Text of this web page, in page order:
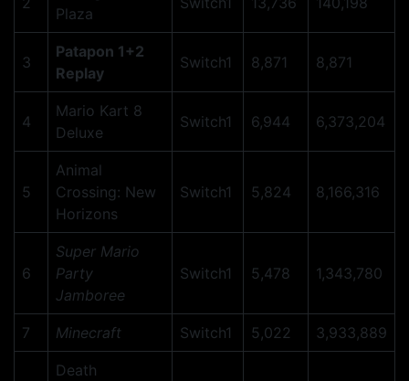
Plaza
3
Patapon 1+2
Replay
Switch1 8,871 8,871
4
Mario Kart 8
Deluxe
Switch1 6,944 6,373,204
5
Animal
Crossing: New
Horizons
Switch1 5,824 8,166,316
6
Super Mario
Party
Jamboree
Switch1 5,478 1,343,780
7 Minecraft Switch1 5,022 3,933,889
Death